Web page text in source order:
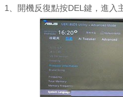
開機反復點按DEL鍵，進入主